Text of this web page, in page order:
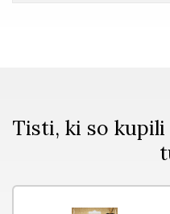
Tisti, ki so